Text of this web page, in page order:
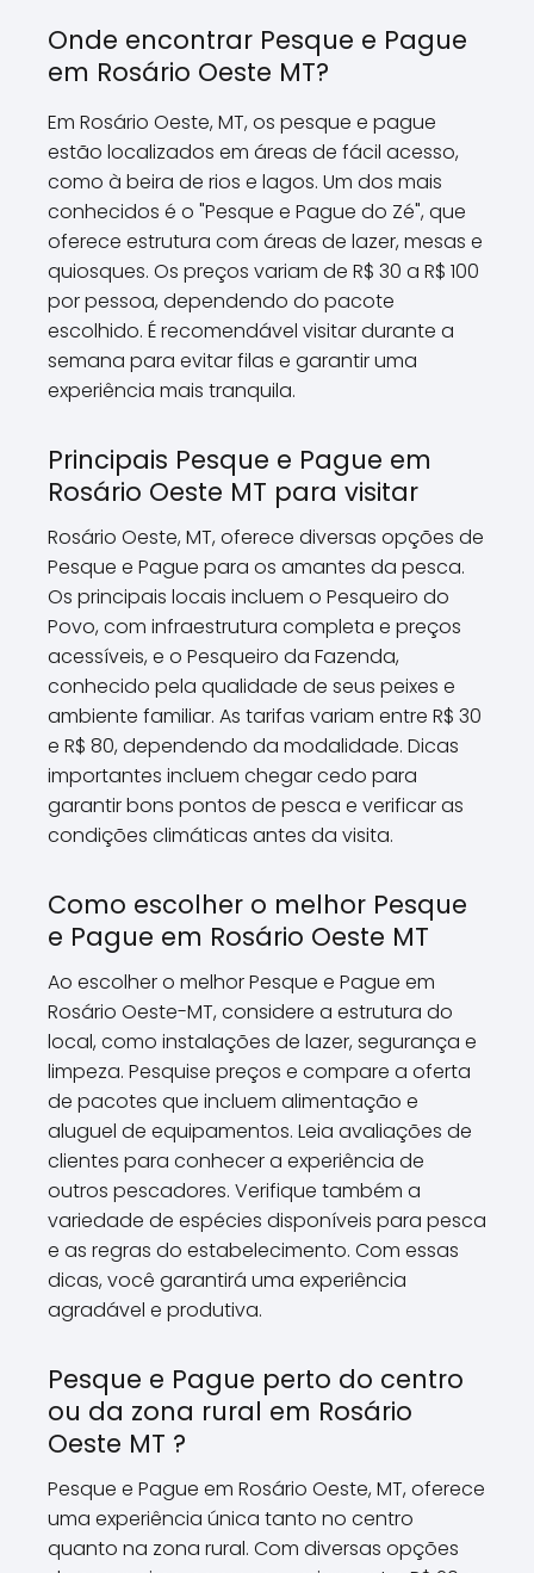
Onde encontrar Pesque e Pague
em Rosário Oeste MT?
Em Rosário Oeste, MT, os pesque e pague
estão localizados em áreas de fácil acesso,
como à beira de rios e lagos. Um dos mais
conhecidos é o "Pesque e Pague do Zé", que
oferece estrutura com áreas de lazer, mesas e
quiosques. Os preços variam de R$ 30 a R$ 100
por pessoa, dependendo do pacote
escolhido. É recomendável visitar durante a
semana para evitar filas e garantir uma
experiência mais tranquila.
Principais Pesque e Pague em
Rosário Oeste MT para visitar
Rosário Oeste, MT, oferece diversas opções de
Pesque e Pague para os amantes da pesca.
Os principais locais incluem o Pesqueiro do
Povo, com infraestrutura completa e preços
acessíveis, e o Pesqueiro da Fazenda,
conhecido pela qualidade de seus peixes e
ambiente familiar. As tarifas variam entre R$ 30
e R$ 80, dependendo da modalidade. Dicas
importantes incluem chegar cedo para
garantir bons pontos de pesca e verificar as
condições climáticas antes da visita.
Como escolher o melhor Pesque
e Pague em Rosário Oeste MT
Ao escolher o melhor Pesque e Pague em
Rosário Oeste-MT, considere a estrutura do
local, como instalações de lazer, segurança e
limpeza. Pesquise preços e compare a oferta
de pacotes que incluem alimentação e
aluguel de equipamentos. Leia avaliações de
clientes para conhecer a experiência de
outros pescadores. Verifique também a
variedade de espécies disponíveis para pesca
e as regras do estabelecimento. Com essas
dicas, você garantirá uma experiência
agradável e produtiva.
Pesque e Pague perto do centro
ou da zona rural em Rosário
Oeste MT ?
Pesque e Pague em Rosário Oeste, MT, oferece
uma experiência única tanto no centro
quanto na zona rural. Com diversas opções